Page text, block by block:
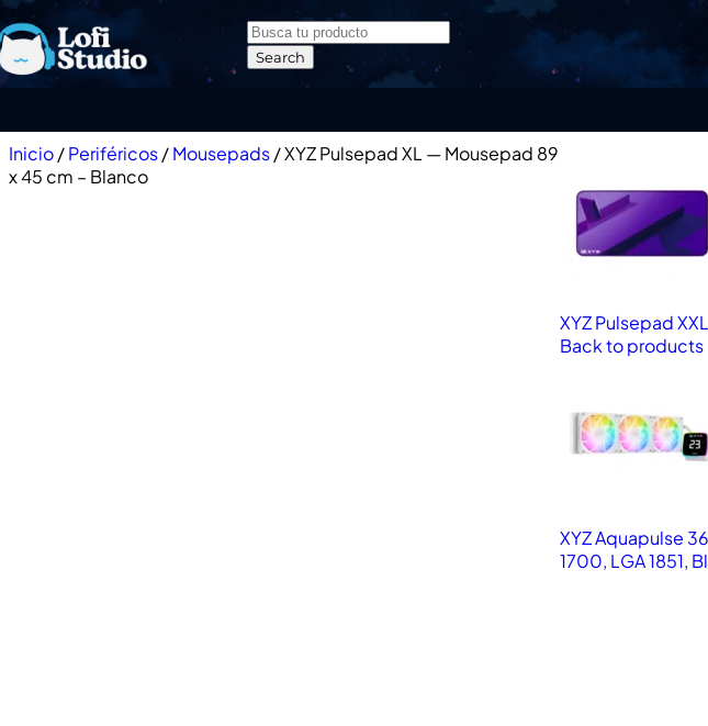
Skip to navigation Skip to main content
Search
Inicio/Periféricos/Mousepads/XYZ Pulsepad XL — Mousepad 89
x 45 cm – Blanco
XYZ Pulsepad
Back to products
XYZ Aquapulse
1700, LGA 1851,